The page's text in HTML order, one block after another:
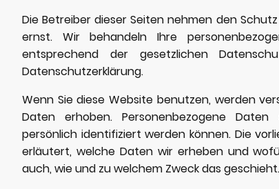
Die Betreiber dieser Seiten nehmen den
ernst. Wir behandeln Ihre
entsprechend der gesetzlichen
Datenschutzerklärung.
Wenn Sie diese Website benutzen, werden
Daten erhoben. Personenbezogene
persönlich identifiziert werden können. Die
erläutert, welche Daten wir erheben und
auch, wie und zu welchem Zweck das geschieht.